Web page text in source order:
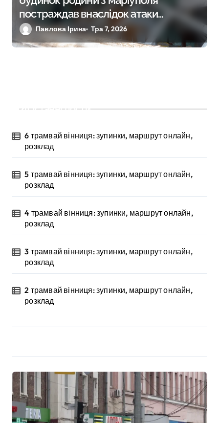
постраждав внаслідок атаки
російського дрона на харків
Павлова Ірина Тра 7, 2026
Останні пости
6 трамвай вінниця: зупинки, маршрут онлайн,
розклад
5 трамвай вінниця: зупинки, маршрут онлайн,
розклад
4 трамвай вінниця: зупинки, маршрут онлайн,
розклад
3 трамвай вінниця: зупинки, маршрут онлайн,
розклад
2 трамвай вінниця: зупинки, маршрут онлайн,
розклад